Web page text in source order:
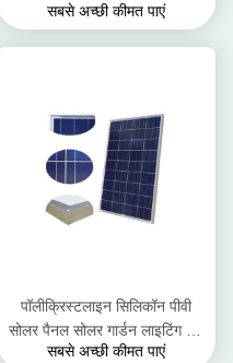
प्रतिरोध
सबसे अच्छी कीमत पाएं
पॉलीक्रिस्टलाइन सिलिकॉन पीवी
सोलर पैनल सोलर गार्डन लाइटिंग 6 *
12 के लिए
सबसे अच्छी कीमत पाएं